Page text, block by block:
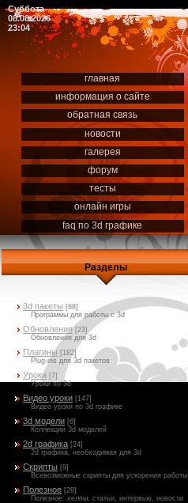
Суббота
08.08.2026
23:04
главная
информация о сайте
обратная связь
новости
галерея
форум
тесты
онлайн игры
faq по 3d графике
Разделы
3d пакеты [88]
Программы для работы с 3d
Обновления [23]
Обновления для 3d
Плагины [182]
Plug-ins для 3d пакетов
Уроки [7]
Уроки по 3d
Видео уроки [147]
Видео уроки по 3d графике
3d модели [6]
Коллекции 3d моделей
2d графика [24]
2d графика, необходимая для 3d
Скрипты [9]
Всевозможные скрипты для ускорения работы
Полезное [28]
Полезное: хелпы, статьи, интервью, новости